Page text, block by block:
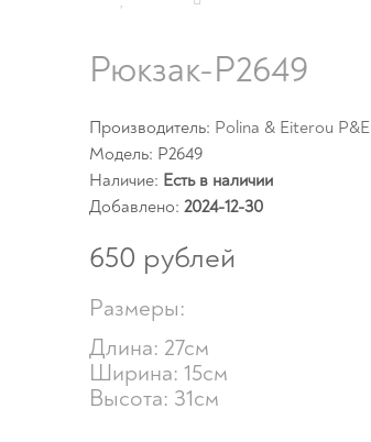
Рюкзак-P2649
Производитель: Polina & Eiterou P&E
Модель: P2649
Наличие: Есть в наличии
Добавлено: 2024-12-30
650 рублей
Размеры:
Длина: 27см
Ширина: 15см
Высота: 31см